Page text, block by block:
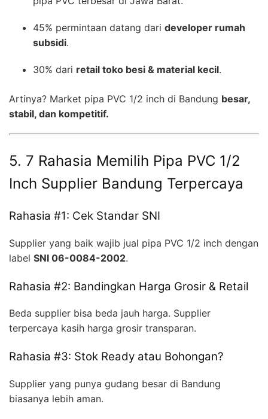
45% permintaan datang dari developer rumah
subsidi.
30% dari retail toko besi & material kecil.
Artinya? Market pipa PVC 1/2 inch di Bandung besar,
stabil, dan kompetitif.
5. 7 Rahasia Memilih Pipa PVC 1/2
Inch Supplier Bandung Terpercaya
Rahasia #1: Cek Standar SNI
Supplier yang baik wajib jual pipa PVC 1/2 inch dengan
label SNI 06-0084-2002.
Rahasia #2: Bandingkan Harga Grosir & Retail
Beda supplier bisa beda jauh harga. Supplier
terpercaya kasih harga grosir transparan.
Rahasia #3: Stok Ready atau Bohongan?
Supplier yang punya gudang besar di Bandung
biasanya lebih aman.